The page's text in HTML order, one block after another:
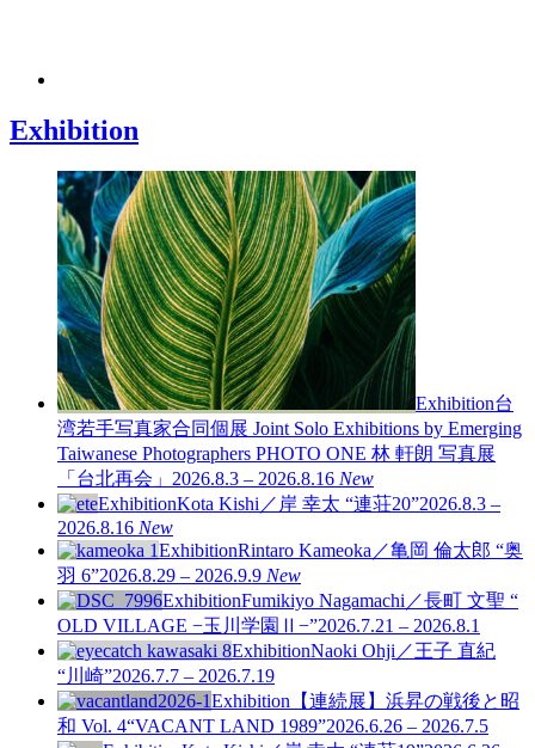
Exhibition
Exhibition台
湾若手写真家合同個展 Joint Solo Exhibitions by Emerging
Taiwanese Photographers PHOTO ONE 林 軒朗 写真展
「台北再会」 2026.8.3 – 2026.8.16 New
ExhibitionKota Kishi／岸 幸太 “連荘20”2026.8.3 –
2026.8.16 New
ExhibitionRintaro Kameoka／亀岡 倫太郎 “奥
羽 6”2026.8.29 – 2026.9.9 New
ExhibitionFumikiyo Nagamachi／長町 文聖 “
OLD VILLAGE −玉川学園Ⅱ−”2026.7.21 – 2026.8.1
ExhibitionNaoki Ohji／王子 直紀
“川崎”2026.7.7 – 2026.7.19
Exhibition 【連続展】浜昇の戦後と昭
和 Vol. 4“VACANT LAND 1989”2026.6.26 – 2026.7.5